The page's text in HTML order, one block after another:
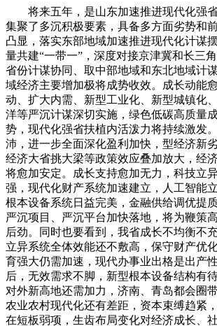
将来五年，是山东加速推进现代化强省
集聚了多沉积极要素，具备多方面劣势和
凸显，落实东部地域加速推进现代化计谋
量共建“一带一”，深度对接京津冀和长三
省份计谋协同、取中部地域和东北地域计
域经济主要增加极将成势收效。成长动能
动、扩大内需、新型工业化、新型城镇化
洋等严沉计谋深切实施，绿色低碳高质量
势，现代化强省扶植内活泼力将持续激发
沛，进一步全面深化盈利加快，型经济新
经济大省挑大梁等政策效应叠加放大，经
将愈加安定。成长支持愈加无力，科技立
强，现代化财产系统加速建立，人工智能
根本设备系统日益完美，金融供给调优提
严沉项目、严沉平台加快落地，将为鞭策
后劲。同时也要看到，我省成长不均衡不
立异系统全体效能还不敷高，保守财产优
育强大仍需加速，现代办事业出格是出产
后，无效需求不脚，新型根本设备结构有
对外新高地还需加力，济南、青岛都会圈
农业农村现代化还有差距，资本束缚趋紧
在短板弱项，生齿布局变化对经济成长、